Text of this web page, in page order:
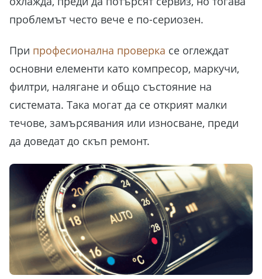
проблемът често вече е по-сериозен.
При професионална проверка се оглеждат
основни елементи като компресор, маркучи,
филтри, налягане и общо състояние на
системата. Така могат да се открият малки
течове, замърсявания или износване, преди
да доведат до скъп ремонт.